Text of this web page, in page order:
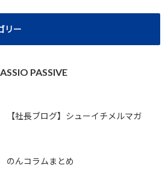
リー
PASSIVE
【社長ブログ】シューイチメルマガ
のんコラムまとめ